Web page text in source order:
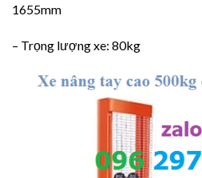
1655mm
– Trọng lượng xe: 80kg